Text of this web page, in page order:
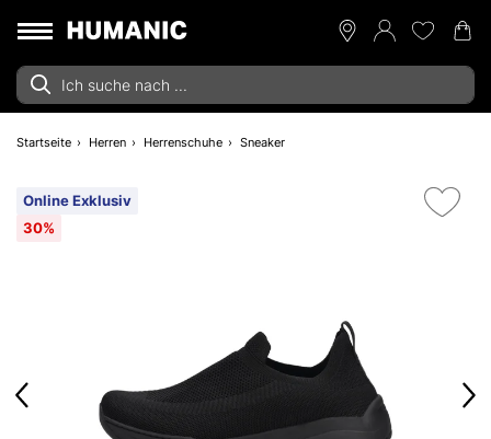
Startseite Herren Herrenschuhe Sneaker
Online Exklusiv
30%